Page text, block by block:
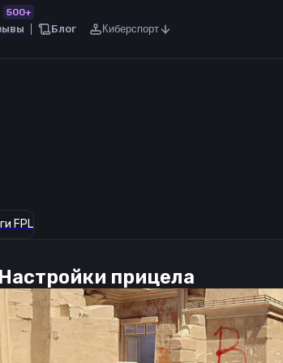
500+
Блог Киберспорт
FPL
Настройки прицела